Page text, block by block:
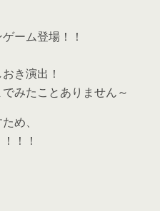
ーム登場！！
き演出！
みたことありません～
め、
！！